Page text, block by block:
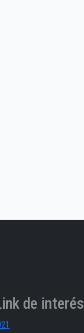
de interés